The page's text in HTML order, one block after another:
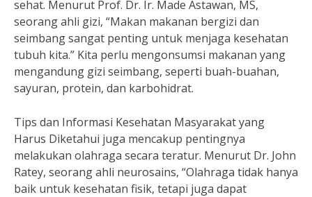
sehat. Menurut Prof. Dr. Ir. Made Astawan, MS,
seorang ahli gizi, “Makan makanan bergizi dan
seimbang sangat penting untuk menjaga kesehatan
tubuh kita.” Kita perlu mengonsumsi makanan yang
mengandung gizi seimbang, seperti buah-buahan,
sayuran, protein, dan karbohidrat.
Tips dan Informasi Kesehatan Masyarakat yang
Harus Diketahui juga mencakup pentingnya
melakukan olahraga secara teratur. Menurut Dr. John
Ratey, seorang ahli neurosains, “Olahraga tidak hanya
baik untuk kesehatan fisik, tetapi juga dapat